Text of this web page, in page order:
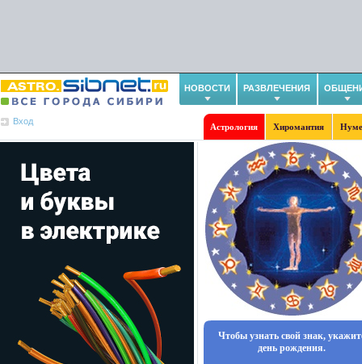
НОВОСТИ РАЗВЛЕЧЕНИЯ
Вход
Астрология Хиромантия
Чтобы узнать свой знак,
день рождения.